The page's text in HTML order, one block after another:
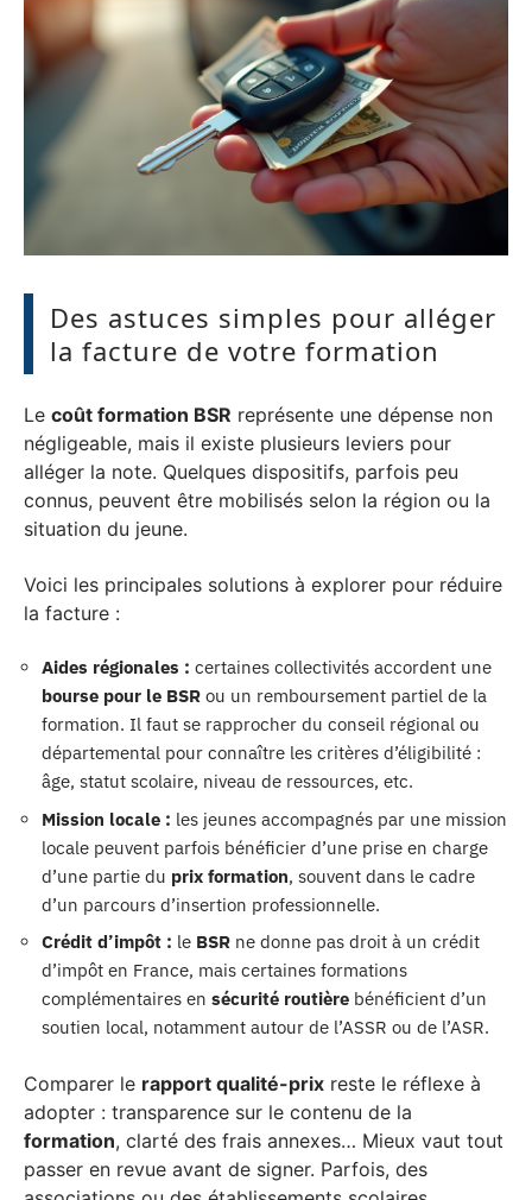
Des astuces simples pour alléger
la facture de votre formation
Le coût formation BSR représente une dépense non
négligeable, mais il existe plusieurs leviers pour
alléger la note. Quelques dispositifs, parfois peu
connus, peuvent être mobilisés selon la région ou la
situation du jeune.
Voici les principales solutions à explorer pour réduire
la facture :
Aides régionales : certaines collectivités accordent une
bourse pour le BSR ou un remboursement partiel de la
formation. Il faut se rapprocher du conseil régional ou
départemental pour connaître les critères d’éligibilité :
âge, statut scolaire, niveau de ressources, etc.
Mission locale : les jeunes accompagnés par une mission
locale peuvent parfois bénéficier d’une prise en charge
d’une partie du prix formation, souvent dans le cadre
d’un parcours d’insertion professionnelle.
Crédit d’impôt : le BSR ne donne pas droit à un crédit
d’impôt en France, mais certaines formations
complémentaires en sécurité routière bénéficient d’un
soutien local, notamment autour de l’ASSR ou de l’ASR.
Comparer le rapport qualité-prix reste le réflexe à
adopter : transparence sur le contenu de la
formation, clarté des frais annexes… Mieux vaut tout
passer en revue avant de signer. Parfois, des